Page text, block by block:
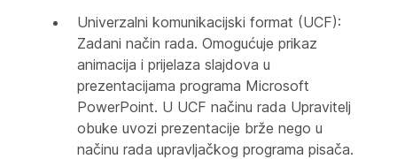
Univerzalni komunikacijski format (UCF):
Zadani način rada. Omogućuje prikaz
animacija i prijelaza slajdova u
prezentacijama programa Microsoft
PowerPoint. U UCF načinu rada Upravitelj
obuke uvozi prezentacije brže nego u
načinu rada upravljačkog programa pisača.